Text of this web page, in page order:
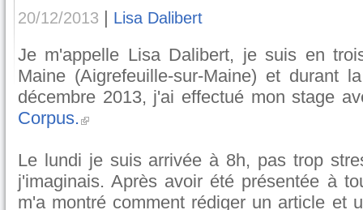
20/12/2013 | Lisa Dalibert
Je m'appelle Lisa Dalibert, je suis en
Maine (Aigrefeuille-sur-Maine) et durant
décembre 2013, j'ai effectué mon stage
Corpus.
Le lundi je suis arrivée à 8h, pas trop
j'imaginais. Après avoir été présentée à
m'a montré comment rédiger un article et